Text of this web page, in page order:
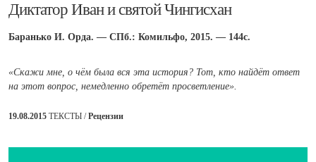
Диктатор Иван и святой Чингисхан
Баранько И. Орда. — СПб.: Комильфо, 2015. — 144с.
«Скажи мне, о чём была вся эта история? Тот, кто найдёт ответ
на этот вопрос, немедленно обретёт просветление».
19.08.2015 ТЕКСТЫ /Рецензии